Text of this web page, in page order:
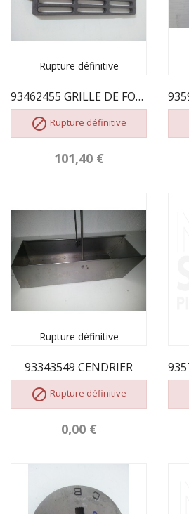
Rupture définitive
93462455 GRILLE DE FOYER
 Rupture définitive
101,40 €
Rupture définitive
93343549 CENDRIER
 Rupture définitive
0,00 €